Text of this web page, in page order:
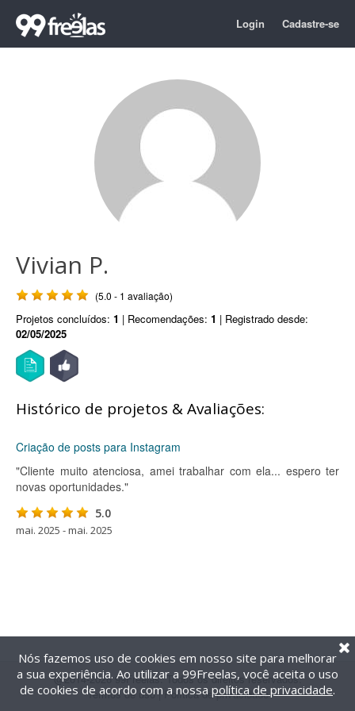
Login Cadastre-se
Vivian P.
(5.0 - 1 avaliação)
Projetos concluídos: 1 | Recomendações: 1 | Registrado desde:
02/05/2025
Histórico de projetos & Avaliações:
Criação de posts para Instagram
"Cliente muito atenciosa, amei trabalhar com ela... espero ter
novas oportunidades."
5.0
mai. 2025 - mai. 2025
@2014-2026 99Freelas. Todos os direitos reservados.
Termos de uso| Política de privacidade
Nós fazemos uso de cookies em nosso site para melhorar
a sua experiência. Ao utilizar a 99Freelas, você aceita o uso
de cookies de acordo com a nossa política de privacidade.